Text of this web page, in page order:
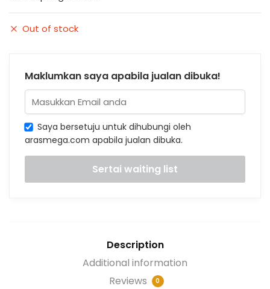
Out of stock
Maklumkan saya apabila jualan dibuka!
Saya bersetuju untuk dihubungi oleh
arasmega.com apabila jualan dibuka.
Description
Additional information
Reviews
0